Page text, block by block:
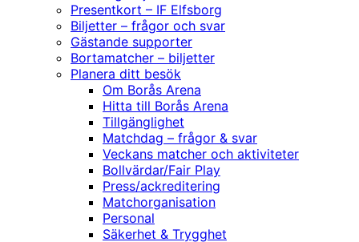
Presentkort – IF Elfsborg
Biljetter – frågor och svar
Gästande supporter
Bortamatcher – biljetter
Planera ditt besök
Om Borås Arena
Hitta till Borås Arena
Tillgänglighet
Matchdag – frågor & svar
Veckans matcher och aktiviteter
Bollvärdar/Fair Play
Press/ackreditering
Matchorganisation
Personal
Säkerhet & Trygghet